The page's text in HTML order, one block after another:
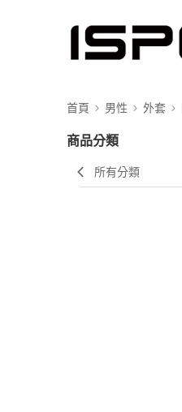
首頁 男性 外套
商品分類
所有分類